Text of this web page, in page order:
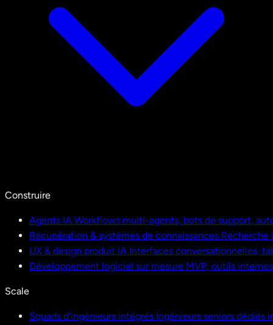
Construire
Agents IA Workflows multi-agents, bots de support,
Récupération & systèmes de connaissances Recherche
UX & design produit IA Interfaces conversationnelles,
Développement logiciel sur mesure MVP, outils
Scale
Squads d'ingénieurs intégrés Ingénieurs seniors dédiés